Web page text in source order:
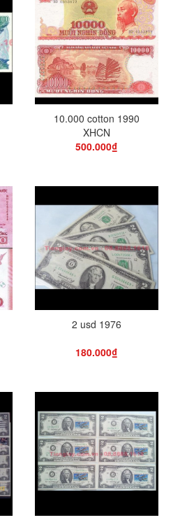
10.000 cotton 1990
XHCN
500.000₫
2 usd 1976
180.000₫